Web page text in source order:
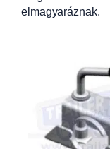
elmagyaráznak.